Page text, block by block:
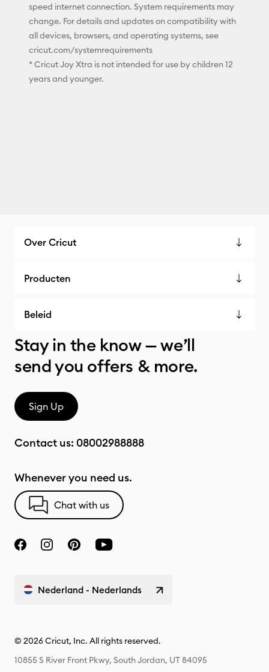
speed internet connection. System requirements may
change. For details and updates on compatibility with
all devices, browsers, and operating systems, see
cricut.com/systemrequirements
* Cricut Joy Xtra is not intended for use by children 12
years and younger.
Over Cricut
Producten
Beleid
Stay in the know — we’ll
send you offers & more.
Sign Up
Contact us: 08002988888
Whenever you need us.
Chat with us
Nederland - Nederlands
© 2026 Cricut, Inc. All rights reserved.
10855 S River Front Pkwy, South Jordan, UT 84095